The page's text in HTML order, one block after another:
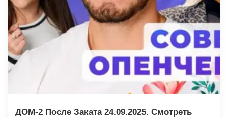
ДОМ-2 После Заката 24.09.2025. Смотреть